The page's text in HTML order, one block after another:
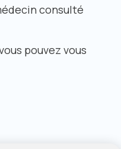
consulté
pouvez vous